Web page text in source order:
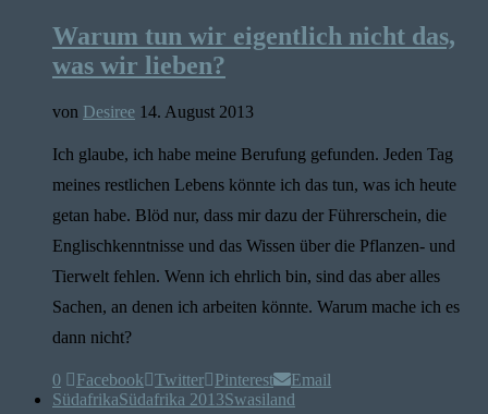
Warum tun wir eigentlich nicht das,
was wir lieben?
von Desiree 14. August 2013
Ich glaube, ich habe meine Berufung gefunden. Jeden Tag
meines restlichen Lebens könnte ich das tun, was ich heute
getan habe. Blöd nur, dass mir dazu der Führerschein, die
Englischkenntnisse und das Wissen über die Pflanzen- und
Tierwelt fehlen. Wenn ich ehrlich bin, sind das aber alles
Sachen, an denen ich arbeiten könnte. Warum mache ich es
dann nicht?
0 Facebook Twitter Pinterest
Email
SüdafrikaSüdafrika 2013Swasiland